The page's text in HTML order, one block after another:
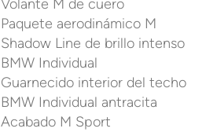
Volante M de cuero
Paquete aerodinámico M
Shadow Line de brillo intenso
BMW Individual
Guarnecido interior del techo
BMW Individual antracita
Acabado M Sport